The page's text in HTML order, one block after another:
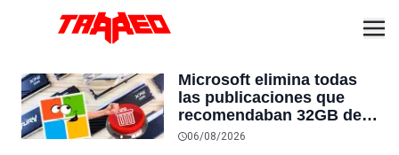
Microsoft elimina todas
las publicaciones que
recomendaban 32GB de
RAM para Windows, justo
06/08/2026